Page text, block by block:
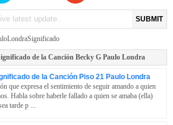
SUBMIT
de la Canción Becky G Paulo Londra
de la Canción Piso 21 Paulo Londra
que expresa el sentimiento de seguir amando a quien
Habla sobre haberle fallado a quien se amaba (ella)
tarde p ...